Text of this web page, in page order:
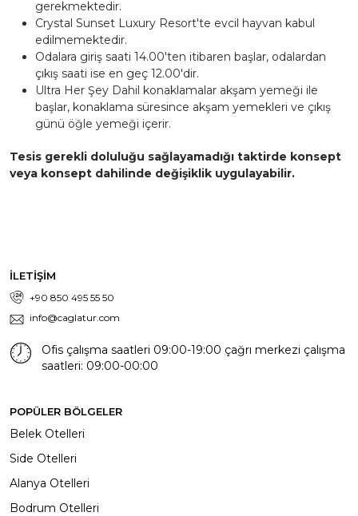
gerekmektedir.
Crystal Sunset Luxury Resort'te evcil hayvan kabul
edilmemektedir.
Odalara giriş saati 14.00'ten itibaren başlar, odalardan
çıkış saati ise en geç 12.00'dir.
Ultra Her Şey Dahil konaklamalar akşam yemeği ile
başlar, konaklama süresince akşam yemekleri ve çıkış
günü öğle yemeği içerir.
Tesis gerekli doluluğu sağlayamadığı taktirde konsept
veya konsept dahilinde değişiklik uygulayabilir.
İLETİŞİM
+90 850 495 55 50
info@caglatur.com
Ofis çalışma saatleri 09:00-19:00 çağrı merkezi çalışma
saatleri: 09:00-00:00
POPÜLER BÖLGELER
Belek Otelleri
Side Otelleri
Alanya Otelleri
Bodrum Otelleri